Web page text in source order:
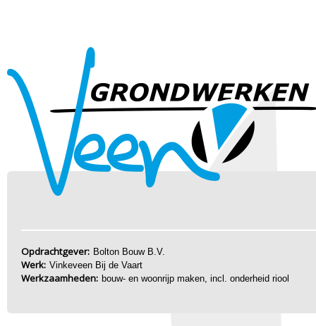
Opdrachtgever: Bolton Bouw B.V.
Werk: Vinkeveen Bij de Vaart
Werkzaamheden: bouw- en woonrijp maken, incl. onderheid riool